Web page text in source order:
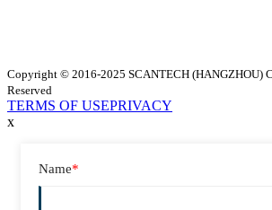
Copyright © 2016-2025 SCANTECH (HANGZHOU)
Reserved
TERMS OF USEPRIVACY
x
Name*